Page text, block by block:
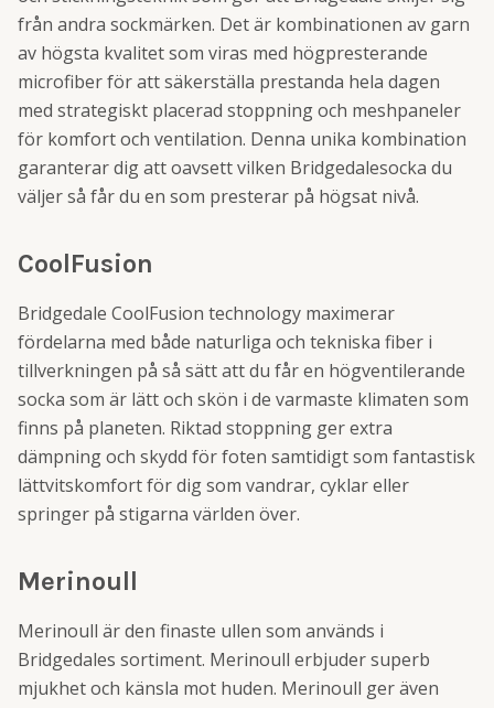
från andra sockmärken. Det är kombinationen av garn
av högsta kvalitet som viras med högpresterande
microfiber för att säkerställa prestanda hela dagen
med strategiskt placerad stoppning och meshpaneler
för komfort och ventilation. Denna unika kombination
garanterar dig att oavsett vilken Bridgedalesocka du
väljer så får du en som presterar på högsat nivå.
CoolFusion
Bridgedale CoolFusion technology maximerar
fördelarna med både naturliga och tekniska fiber i
tillverkningen på så sätt att du får en högventilerande
socka som är lätt och skön i de varmaste klimaten som
finns på planeten. Riktad stoppning ger extra
dämpning och skydd för foten samtidigt som fantastisk
lättvitskomfort för dig som vandrar, cyklar eller
springer på stigarna världen över.
Merinoull
Merinoull är den finaste ullen som används i
Bridgedales sortiment. Merinoull erbjuder superb
mjukhet och känsla mot huden. Merinoull ger även